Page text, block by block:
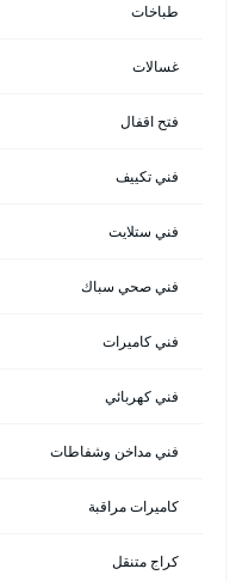
طباخات
غسالات
فتح اقفال
فني تكييف
فني ستلايت
فني صحي سباك
فني كاميرات
فني كهربائي
فني مداخن وشفاطات
كاميرات مراقبة
كراج متنقل